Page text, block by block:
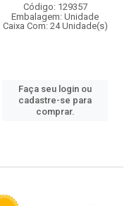
Código: 129357
Embalagem: Unidade
Caixa Com: 24 Unidade(s)
Faça seu login ou
cadastre-se para
comprar.